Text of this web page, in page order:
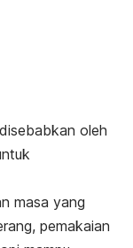
oleh
masa yang
pemakaian